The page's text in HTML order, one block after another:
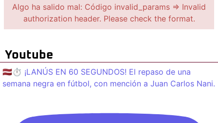
Algo ha salido mal: Código invalid_params => Invalid
authorization header. Please check the format.
Youtube
🇱🇻⏱️ ¡LANÚS EN 60 SEGUNDOS! El repaso de una
semana negra en fútbol, con mención a Juan Carlos Nani.